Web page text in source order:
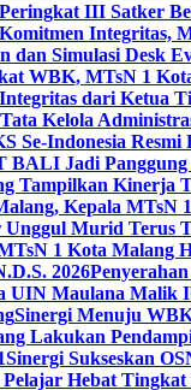
III Satker
Integritas,
dan Simulasi Desk
WBK, MTsN 1
dari Ketua
Kelola
Se-Indonesia Resmi
BALI Jadi
Tampilkan Kinerja
Kepala MTsN
Murid Terus
1 Kota Malang
2026
UIN Maulana Malik
Sinergi Menuju
Lakukan
Sinergi Sukseskan
Hebat